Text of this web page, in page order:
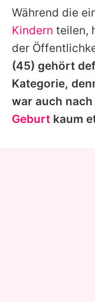
Während die
Kindern teilen,
der
(45) gehört
Kategorie,
war auch
Geburt kaum